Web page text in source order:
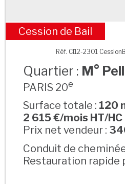
M°
Cession de Bail
Réf. CI12-2301
Quartier : M°
PARIS 20e
Surface totale : 120
2 615 €/mois HT/HC
Prix net vendeur :
Conduit de
Restauration rapide